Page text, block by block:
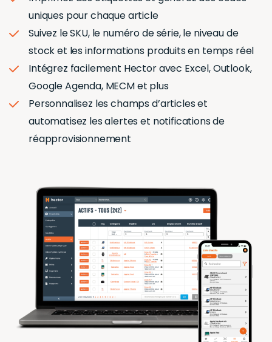
uniques pour chaque article
Suivez le SKU, le numéro de série, le niveau de
stock et les informations produits en temps réel
Intégrez facilement Hector avec Excel, Outlook,
Google Agenda, MECM et plus
Personnalisez les champs d’articles et
automatisez les alertes et notifications de
réapprovisionnement